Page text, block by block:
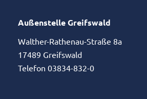
Außenstelle Greifswald
Walther-Rathenau-Straße 8a
17489 Greifswald
Telefon 03834-832-0